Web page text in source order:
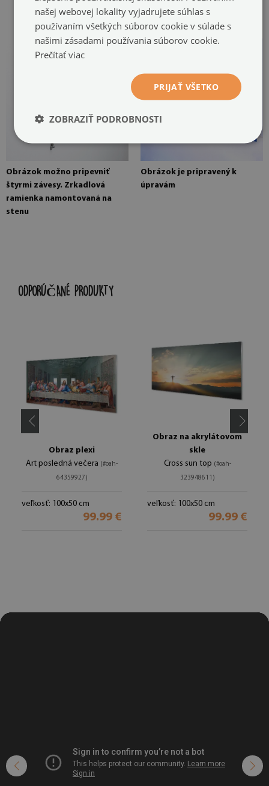
závesy prilepené na dvoch
miestach
Obrázok možno pripevniť
štyrmi závesy. Zrkadlová
ramienka namontovaná na
stenu
Obrázok je pripravený k
úpravám
ODPORÚČANÉ PRODUKTY
Obraz plexi
Art posledná večera (#oah-
64359927)
veľkosť: 100x50 cm
99.99 €
Obraz na akrylátovom
skle
Cross sun top (#oah-
323948611)
veľkosť: 100x50 cm
99.99 €
našej webovej lokality vyjadrujete súhlas s
používaním všetkých súborov cookie v súlade s
našimi zásadami používania súborov cookie.
Prečítať viac
PRIJAŤ VŠETKO
ZOBRAZIŤ PODROBNOSTI